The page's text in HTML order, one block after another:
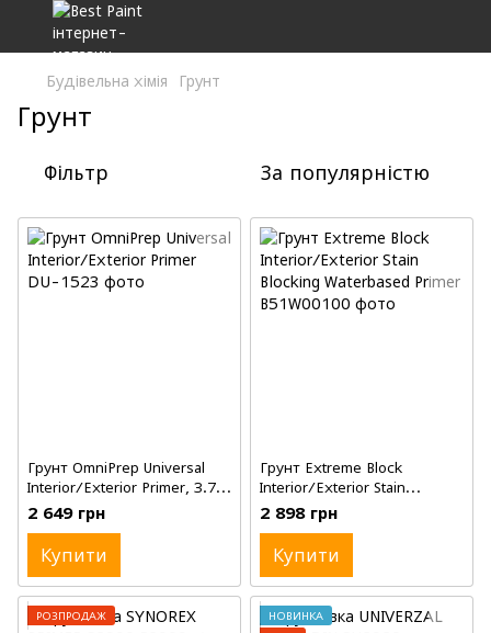
Будівельна хімія Грунт
Грунт
Фільтр За популярністю
Грунт OmniPrep Universal
Interior/Exterior Primer, 3.78
л (галон)
2 649 грн
Купити
Грунт Extreme Block
Interior/Exterior Stain
Blocking Waterbased Primer,
3.78 л (галон)
2 898 грн
Купити
РОЗПРОДАЖ
НОВИНКА